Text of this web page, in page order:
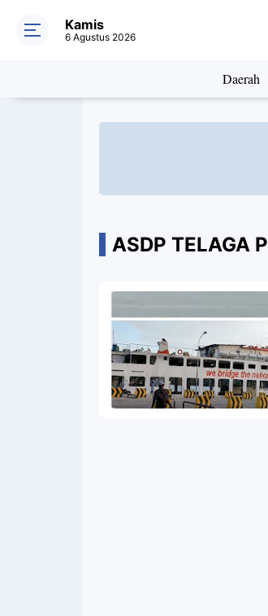
Kamis
6 Agustus 2026
Daerah
ASDP TELAGA